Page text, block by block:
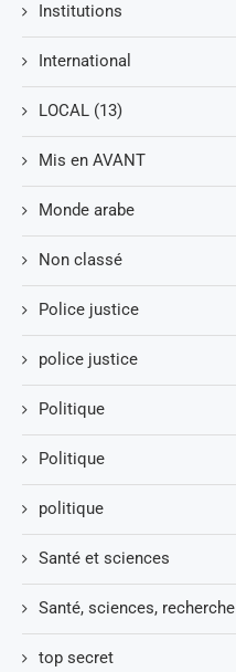
Institutions
International
LOCAL (13)
Mis en AVANT
Monde arabe
Non classé
Police justice
police justice
Politique
Politique
politique
Santé et sciences
Santé, sciences, recherche
top secret